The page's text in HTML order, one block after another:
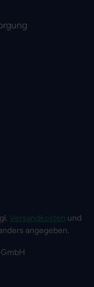
Versandkosten und
angegeben.